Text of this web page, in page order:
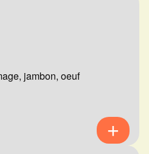
jambon, oeuf